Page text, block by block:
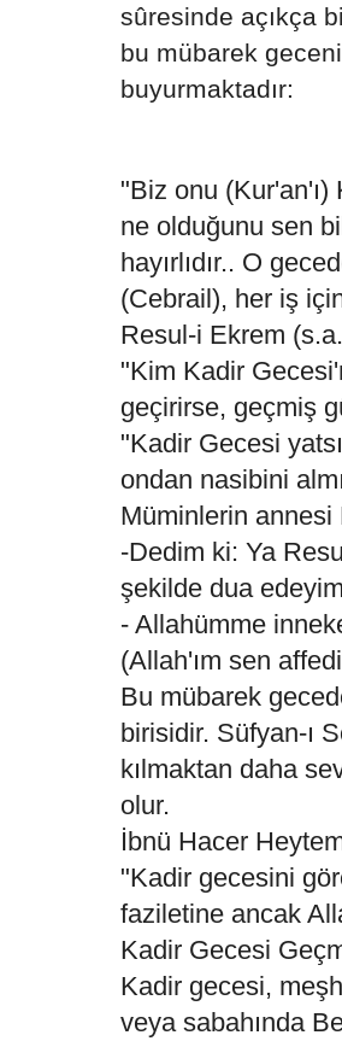
sûresinde açıkça
bu mübarek
buyurmaktadır:
"Biz onu
ne olduğunu sen
hayırlıdır.. O
(Cebrail), her iş
Resul-i Ekrem
"Kim Kadir
geçirirse, geçmiş
"Kadir Gecesi
ondan nasibini
Müminlerin
-Dedim ki: Ya
şekilde dua
- Allahümme
(Allah'ım sen
Bu mübarek
birisidir. Süfyan-ı
kılmaktan daha
olur.
İbnü Hacer
"Kadir gecesini
faziletine ancak
Kadir Gecesi
Kadir gecesi,
veya sabahında